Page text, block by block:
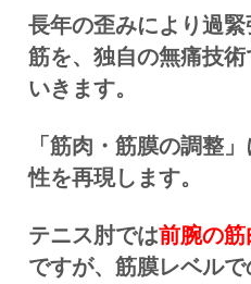
長年の歪みにより過
筋を、独自の無痛技
いきます。
「筋肉・筋膜の調整
性を再現します。
テニス肘では前腕の
ですが、筋膜レベル